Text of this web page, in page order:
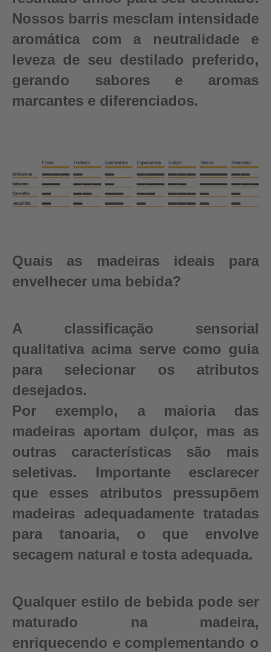
Nossos barris mesclam intensidade
aromática com a neutralidade e
leveza de seu destilado preferido,
gerando sabores e aromas
marcantes e diferenciados.
Quais as madeiras ideais para
envelhecer uma bebida?
A classificação sensorial
qualitativa acima serve como guia
para selecionar os atributos
desejados.
Por exemplo, a maioria das
madeiras aportam dulçor, mas as
outras características são mais
seletivas. Importante esclarecer
que esses atributos pressupõem
madeiras adequadamente tratadas
para tanoaria, o que envolve
secagem natural e tosta adequada.
Qualquer estilo de bebida pode ser
maturado na madeira,
enriquecendo e complementando o